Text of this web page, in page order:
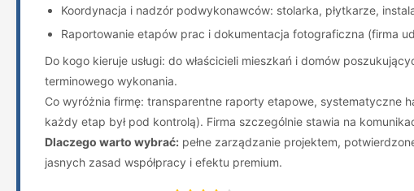
Koordynacja i nadzór podwykonawców: stolarka, płytkarze,
Raportowanie etapów prac i dokumentacja fotograficzna (firma
Do kogo kieruje usługi: do właścicieli mieszkań i domów
terminowego wykonania.
Co wyróżnia firmę: transparentne raporty etapowe, systematyczne
każdy etap był pod kontrolą). Firma szczególnie stawia na
Dlaczego warto wybrać: pełne zarządzanie projektem,
jasnych zasad współpracy i efektu premium.